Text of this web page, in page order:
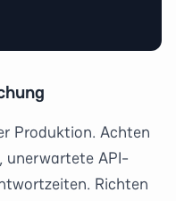
Produktion. Achten
unerwartete API-
Richten